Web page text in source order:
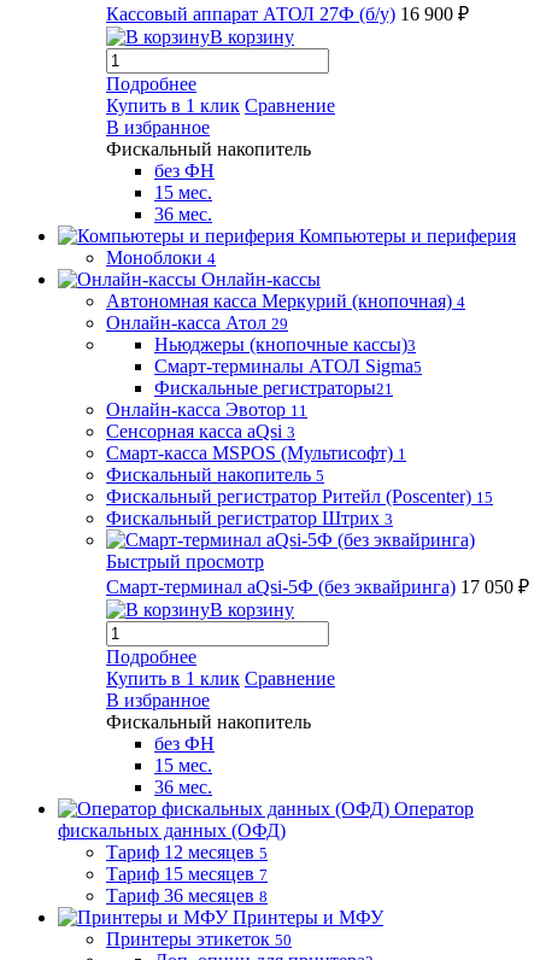
Кассовый аппарат АТОЛ 27Ф (б/у) 16 900 ₽
В корзину
Подробнее
Купить в 1 клик Сравнение
В избранное
Фискальный накопитель
без ФН
15 мес.
36 мес.
Компьютеры и периферия
Моноблоки 4
Онлайн-кассы
Автономная касса Меркурий (кнопочная) 4
Онлайн-касса Атол 29
Ньюджеры (кнопочные кассы)3
Смарт-терминалы АТОЛ Sigma5
Фискальные регистраторы21
Онлайн-касса Эвотор 11
Сенсорная касса aQsi 3
Смарт-касса MSPOS (Мультисофт) 1
Фискальный накопитель 5
Фискальный регистратор Ритейл (Poscenter) 15
Фискальный регистратор Штрих 3
Быстрый просмотр
Смарт-терминал aQsi-5Ф (без эквайринга) 17 050 ₽
В корзину
Подробнее
Купить в 1 клик Сравнение
В избранное
Фискальный накопитель
без ФН
15 мес.
36 мес.
Оператор
фискальных данных (ОФД)
Тариф 12 месяцев 5
Тариф 15 месяцев 7
Тариф 36 месяцев 8
Принтеры и МФУ
Принтеры этикеток 50